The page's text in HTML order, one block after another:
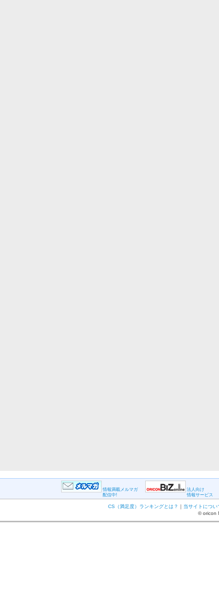
情報満載メルマガ
配信中!
法人向け
情報サービス
CS（満足度）ランキングとは？ ｜ 当サイトについ
© oricon